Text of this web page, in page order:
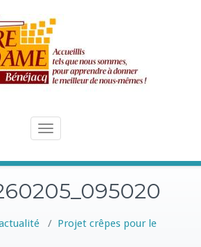
Toggle
/ Projet crêpes pour le